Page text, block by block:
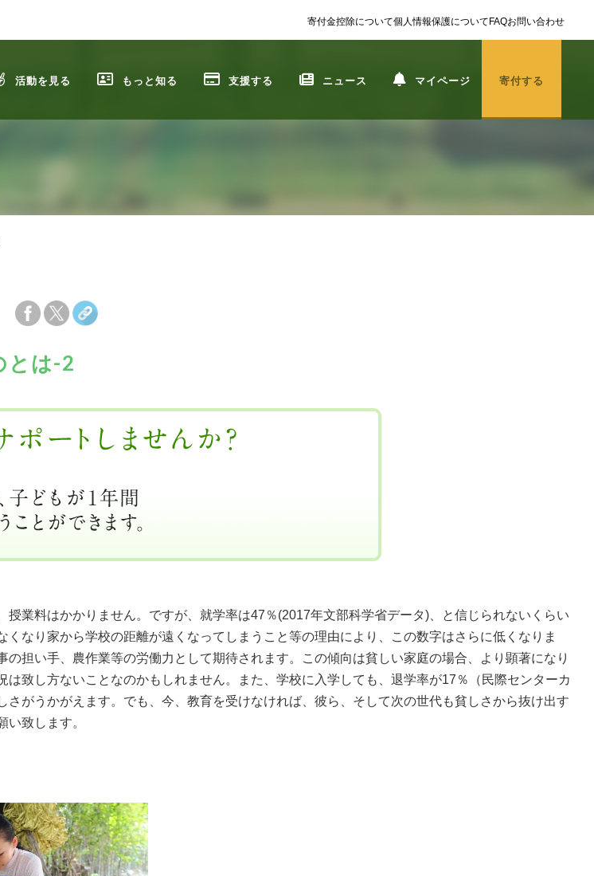
寄付金控除について個人情報保護についてFAQお問い合わせ
活動を見る もっと知る 支援する ニュース マイページ 寄付する
とは-2
業料はかかりません。ですが、就学率は47％(2017年文部科学省データ)、と信じられないくらい
なり家から学校の距離が遠くなってしまうこと等の理由により、この数字はさらに低くなりま
担い手、農作業等の労働力として期待されます。この傾向は貧しい家庭の場合、より顕著になり
致し方ないことなのかもしれません。また、学校に入学しても、退学率が17％（民際センターカ
がうかがえます。でも、今、教育を受けなければ、彼ら、そして次の世代も貧しさから抜け出す
致します。